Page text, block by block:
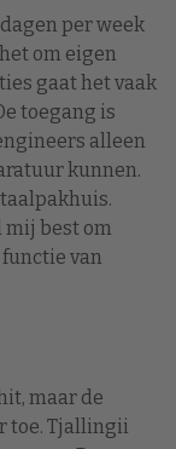
per week
om eigen
gaat het vaak
toegang is
alleen
kunnen.
mij best om
van
maar de
toe. Tjallingii